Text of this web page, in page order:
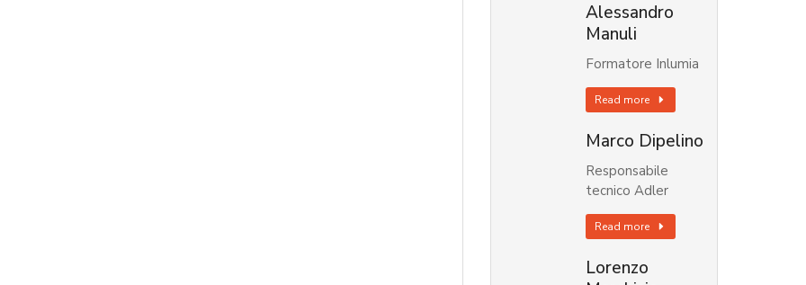
Alessandro
Manuli
Formatore Inlumia
Read more
Marco Dipelino
Responsabile
tecnico Adler
Read more
Lorenzo